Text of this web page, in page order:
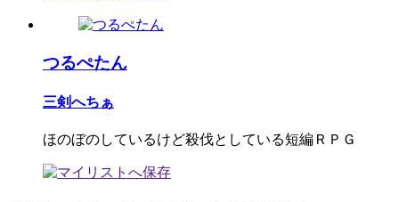
つるぺたん
三剣へちぁ
ほのぼのしているけど殺伐としている短編ＲＰＧ